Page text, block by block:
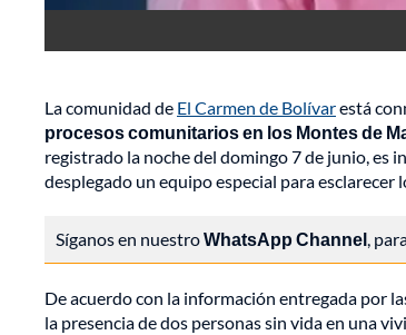
La comunidad de El Carmen de Bolívarestá
procesos comunitarios en los Montes de
registrado la noche del domingo 7 de junio, es
desplegado un equipo especial para esclarecer
Síganos en nuestroWhatsApp Channel,
De acuerdo con la información entregada por
la presencia de dos personas sin vida en una